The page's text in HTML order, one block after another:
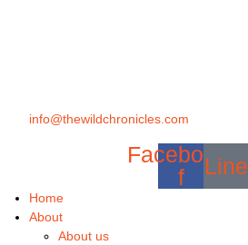
info@thewildchronicles.com
Facebook-
f
Line
Home
About
About us